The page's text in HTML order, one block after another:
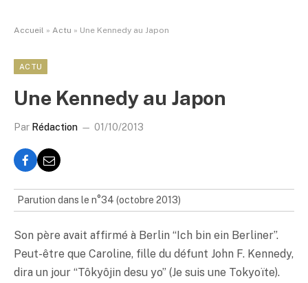
Accueil » Actu » Une Kennedy au Japon
ACTU
Une Kennedy au Japon
Par Rédaction 01/10/2013
Parution dans le n°34 (octobre 2013)
Son père avait affirmé à Berlin “Ich bin ein Berliner”.
Peut-être que Caroline, fille du défunt John F. Kennedy,
dira un jour “Tôkyôjin desu yo” (Je suis une Tokyoïte).